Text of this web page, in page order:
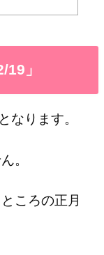
」
なります。
。
ころの正月